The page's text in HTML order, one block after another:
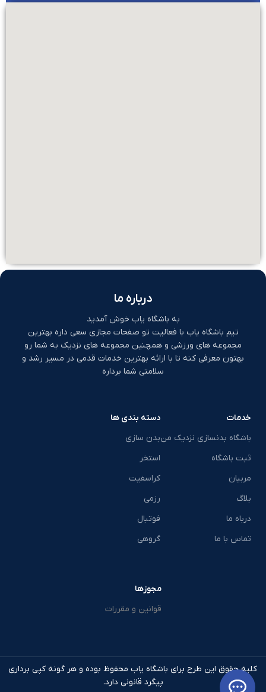
درباره ما
به باشگاه یاب خوش آمدید
تیم باشگاه یاب با فعالیت تو صفحات مجازی سعی داره بهترین
مجموعه های ورزشی و همچنین مجموعه های نزدیک به شما رو
بهتون معرفی کنه تا با ارائه بهترین خدمات قدمی در مسیر رشد و
سلامتی شما برداره
خدمات
باشگاه بدنسازی نزدیک من
ثبت باشگاه
مربیان
بلاگ
درباه ما
تماس با ما
دسته بندی ها
بدن سازی
استخر
کراسفیت
رزمی
فوتبال
گروهی
مجوزها
قوانین و مقررات
کلیه حقوق این طرح برای باشگاه یاب محفوظ بوده و هر گونه کپی برداری
پیگرد قانونی دارد.